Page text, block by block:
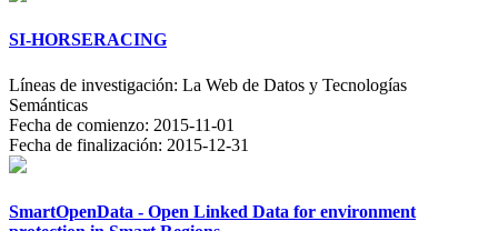
SI-HORSERACING
Líneas de investigación: La Web de Datos y Tecnologías
Semánticas
Fecha de comienzo: 2015-11-01
Fecha de finalización: 2015-12-31
SmartOpenData - Open Linked Data for environment